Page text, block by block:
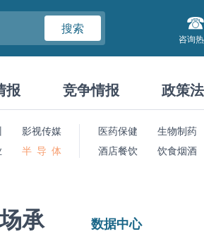
搜索
咨询
报 竞争情报 政策
影视传媒
半 导 体
医药保健 生物制药
酒店餐饮
饮食烟酒
承
数据中心